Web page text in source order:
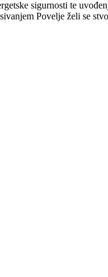
sigurnosti te
Povelje želi se